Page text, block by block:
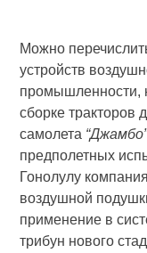
Можно
устройств
промышленности,
сборке
самолета
предполетных
Гонолулу компания
воздушной
применение в
трибун нового